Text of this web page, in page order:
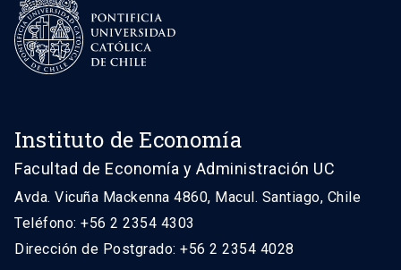
Instituto de Economía
Facultad de Economía y Administración UC
Avda. Vicuña Mackenna 4860, Macul. Santiago, Chile
Teléfono: +56 2 2354 4303
Dirección de Postgrado: +56 2 2354 4028